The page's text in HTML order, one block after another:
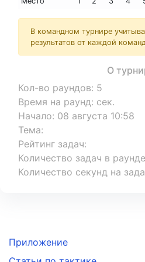
В командном турнире
результатов от каждой
О
Кол-во раундов: 5
Время на раунд: сек.
Начало: 08 августа 10:58
Тема:
Рейтинг задач:
Количество задач в раунде
Количество секунд на
Приложение